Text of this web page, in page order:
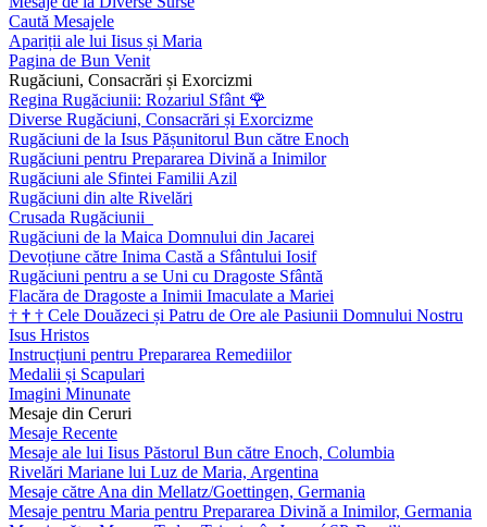
Caută Mesajele
Apariții ale lui Iisus și Maria
Pagina de Bun Venit
Rugăciuni, Consacrări și Exorcizmi
Regina Rugăciunii: Rozariul Sfânt 🌹
Diverse Rugăciuni, Consacrări și Exorcizme
Rugăciuni de la Isus Pășunitorul Bun către Enoch
Rugăciuni pentru Prepararea Divină a Inimilor
Rugăciuni ale Sfintei Familii Azil
Rugăciuni din alte Rivelări
Crusada Rugăciunii
Rugăciuni de la Maica Domnului din Jacarei
Devoțiune către Inima Castă a Sfântului Iosif
Rugăciuni pentru a se Uni cu Dragoste Sfântă
Flacăra de Dragoste a Inimii Imaculate a Mariei
† † † Cele Douăzeci și Patru de Ore ale Pasiunii Domnului Nostru
Isus Hristos
Instrucțiuni pentru Prepararea Remediilor
Medalii și Scapulari
Imagini Minunate
Mesaje din Ceruri
Mesaje Recente
Mesaje ale lui Iisus Păstorul Bun către Enoch, Columbia
Rivelări Mariane lui Luz de Maria, Argentina
Mesaje către Ana din Mellatz/Goettingen, Germania
Mesaje pentru Maria pentru Prepararea Divină a Inimilor, Germania